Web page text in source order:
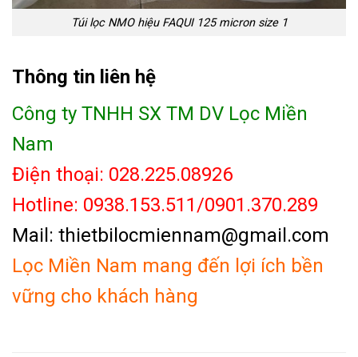
Túi lọc NMO hiệu FAQUI 125 micron size 1
Thông tin liên hệ
Công ty TNHH SX TM DV Lọc Miền
Nam
Điện thoại: 028.225.08926
Hotline: 0938.153.511/0901.370.289
Mail: thietbilocmiennam@gmail.com
Lọc Miền Nam mang đến lợi ích bền
vững cho khách hàng